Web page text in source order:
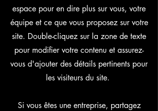
espace pour en dire plus sur vous, votre
équipe et ce que vous proposez sur votre
site. Double-cliquez sur la zone de texte
pour modifier votre contenu et assurez-
vous d'ajouter des détails pertinents pour
les visiteurs du site. ​
Si vous êtes une entreprise, partagez